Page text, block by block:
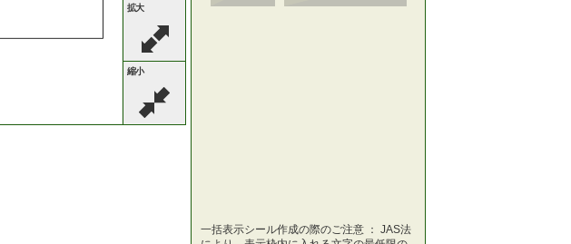
拡大
縮小
一括表示シール作成の際のご注意 ： JAS法